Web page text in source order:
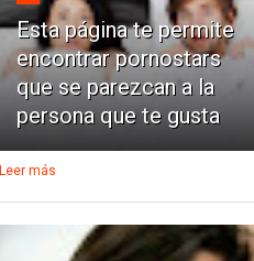
Esta página te permite
encontrar pornostars
que se parezcan a la
persona que te gusta
Leer más